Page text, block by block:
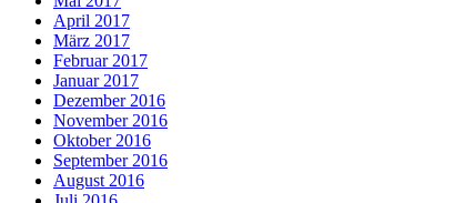
April 2017
März 2017
Februar 2017
Januar 2017
Dezember 2016
November 2016
Oktober 2016
September 2016
August 2016